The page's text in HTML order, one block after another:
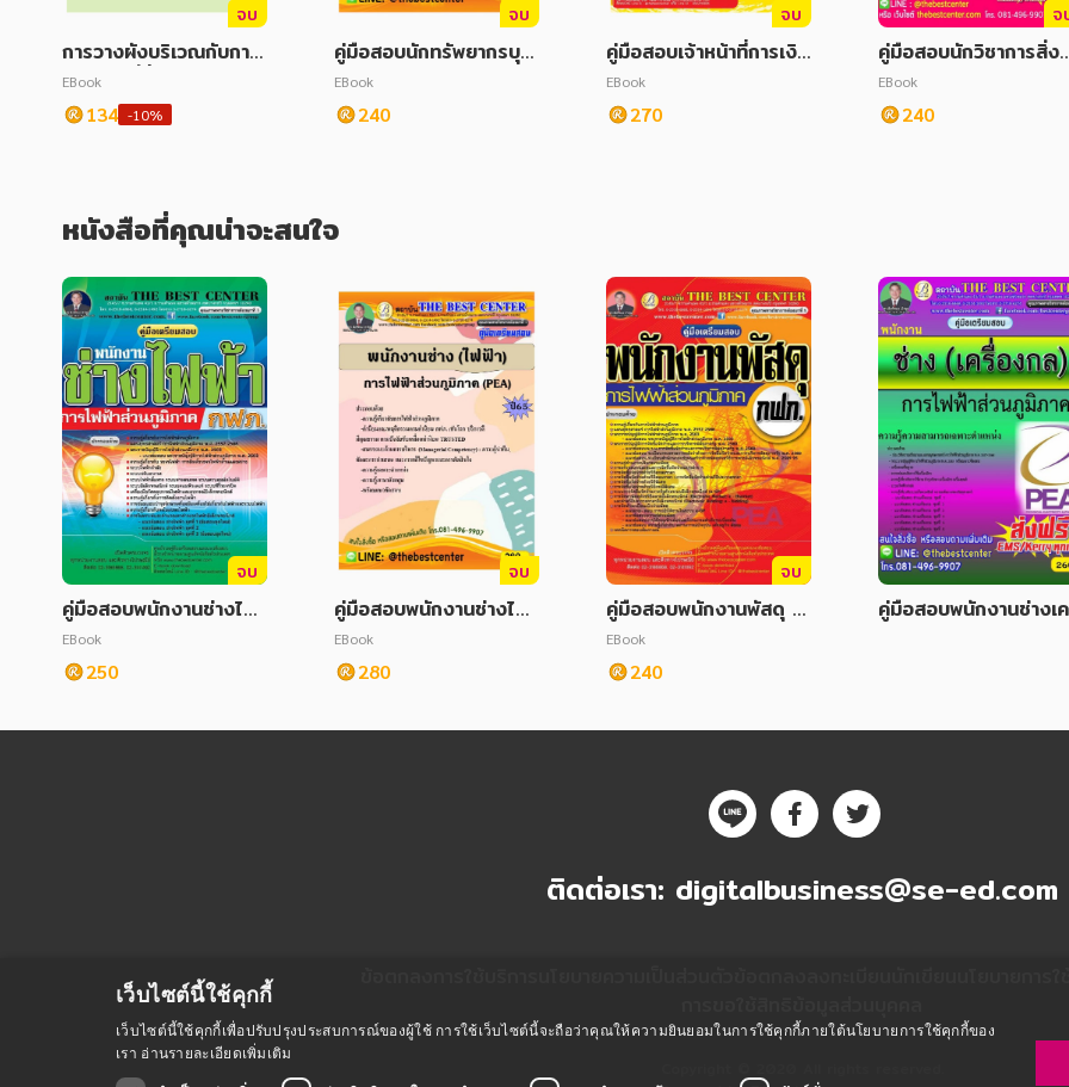
จบ
การวางผังบริเวณกับการ
วิเคราะห์ที่ตั้งโครงการ (S
ite Planning & Analy
sis)
EBook
134 -10%
จบ
คู่มือสอบนักทรัพยากรบุค
คล สำนักกระทรวงทรัพย
ากรธรรมชาติและสิ่งแวด
ล้อม ปี 2563
EBook
240
จบ
คู่มือสอบเจ้าหน้าที่การเงิน
และบัญชี กรมการปกครอ
ง ปี 68
EBook
270
จ
คู่มือสอบนักวิชาการสิ่ง
ดล้อม กระทรวงทรัพย
รธรรมชาติและสิ่งแวด
ม
EBook
240
หนังสือที่คุณน่าจะสนใจ
จบ
คู่มือสอบพนักงานช่างไฟ
ฟ้า การไฟฟ้าส่วนภูมิภาค
EBook
250
จบ
คู่มือสอบพนักงานช่างไฟ
ฟ้า การไฟฟ้าส่วนภูมิภาค
EBook
280
จบ
คู่มือสอบพนักงานพัสดุ ก
ารไฟฟ้าส่วนภูมิภาค
EBook
240
คู่มือสอบพนักงานช่างเ
ติดต่อเรา: digitalbusiness@se-ed.com
เว็บไซต์นี้ใช้คุกกี้
เว็บไซต์นี้ใช้คุกกี้เพื่อปรับปรุงประสบการณ์ของผู้ใช้ การใช้เว็บไซต์นี้จะถือว่าคุณให้ความยินยอมในการใช้คุกกี้ภายใต้นโยบายการใช้คุกกี้ของ
เรา อ่านรายละเอียดเพิ่มเติม